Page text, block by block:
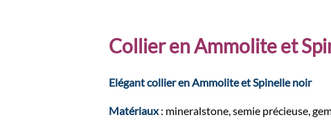
Collier en Ammolite et
Elégant collier en Ammolite et Spinelle noir
Matériaux: mineralstone, semie précieuse,